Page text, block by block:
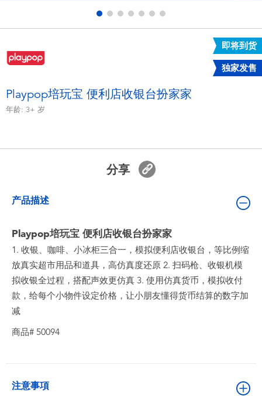
模仿，化妆及造型系列
毛绒公仔玩具
玩具促销
玩具清货
即将到货
独家发售
Playpop培玩宝 便利店收银台扮家家
年龄: 3+ 岁
分享
产品描述
Playpop培玩宝 便利店收银台扮家家
1. 收银、咖啡、小冰柜三合一，模拟便利店收银台，等比例缩
放真实超市用品和道具，高仿真度还原 2. 扫码枪、收银机模
拟收银全过程，搭配声效更仿真 3. 使用仿真货币，模拟收付
款，给每个小物件设定价格，让小朋友懂得货币结算的数字加
减
商品# 50094
注意事項